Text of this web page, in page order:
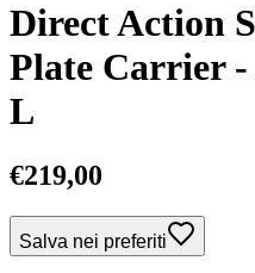
Direct Action
Plate Carrier
L
€219,00
Salva nei preferiti